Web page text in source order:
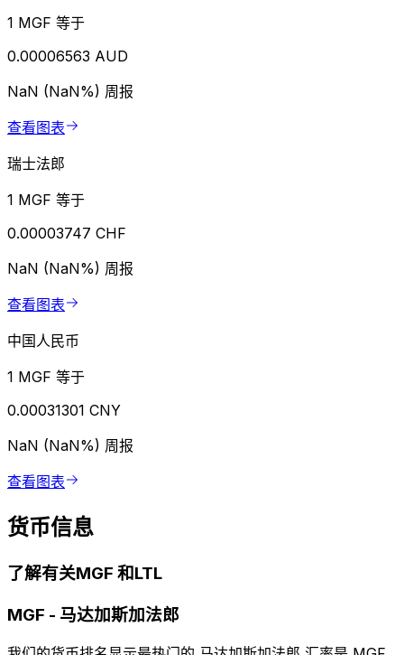
1 MGF 等于
0.00006563 AUD
NaN (NaN%) 周报
查看图表
瑞士法郎
1 MGF 等于
0.00003747 CHF
NaN (NaN%) 周报
查看图表
中国人民币
1 MGF 等于
0.00031301 CNY
NaN (NaN%) 周报
查看图表
货币信息
了解有关MGF 和LTL
MGF - 马达加斯加法郎